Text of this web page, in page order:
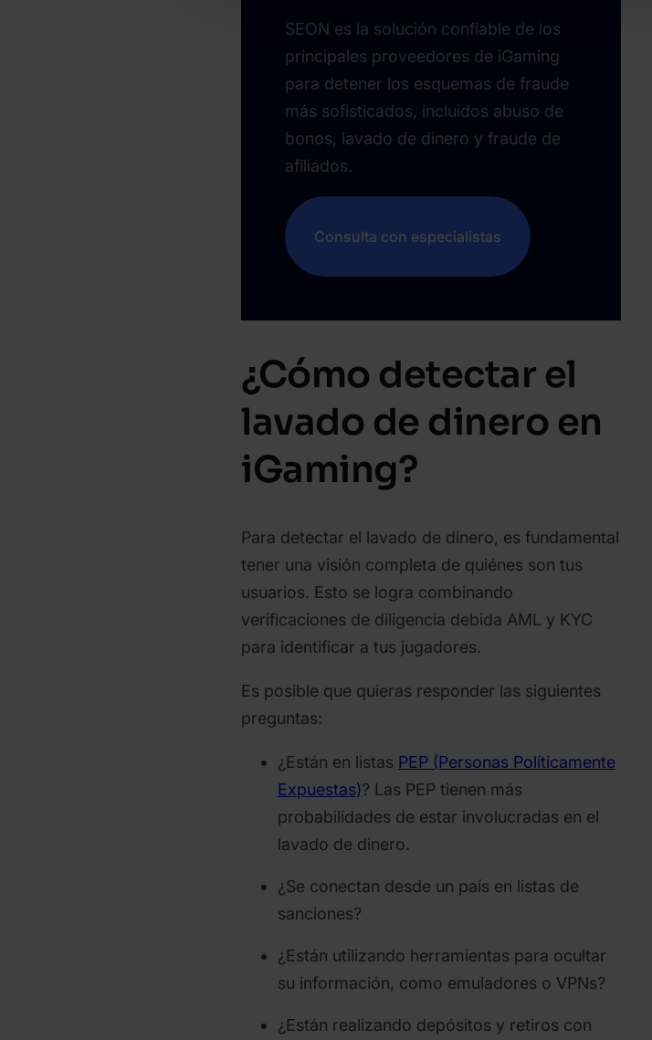
SEON es la solución confiable de los
principales proveedores de iGaming
para detener los esquemas de fraude
más sofisticados, incluidos abuso de
bonos, lavado de dinero y fraude de
afiliados.
Consulta con especialistas
¿Cómo detectar el
lavado de dinero en
iGaming?
Para detectar el lavado de dinero, es fundamental
tener una visión completa de quiénes son tus
usuarios. Esto se logra combinando
verificaciones de diligencia debida AML y KYC
para identificar a tus jugadores.
Es posible que quieras responder las siguientes
preguntas:
¿Están en listas PEP (Personas Políticamente
Expuestas)? Las PEP tienen más
probabilidades de estar involucradas en el
lavado de dinero.
¿Se conectan desde un país en listas de
sanciones?
¿Están utilizando herramientas para ocultar
su información, como emuladores o VPNs?
¿Están realizando depósitos y retiros con